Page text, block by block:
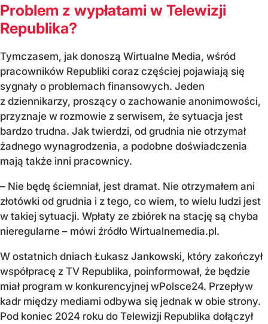
Problem z wypłatami w Telewizji
Republika?
Tymczasem, jak donoszą Wirtualne Media, wśród
pracowników Republiki coraz częściej pojawiają się
sygnały o problemach finansowych. Jeden
z dziennikarzy, proszący o zachowanie anonimowości,
przyznaje w rozmowie z serwisem, że sytuacja jest
bardzo trudna. Jak twierdzi, od grudnia nie otrzymał
żadnego wynagrodzenia, a podobne doświadczenia
mają także inni pracownicy.
– Nie będę ściemniał, jest dramat. Nie otrzymałem ani
złotówki od grudnia i z tego, co wiem, to wielu ludzi jest
w takiej sytuacji. Wpłaty ze zbiórek na stację są chyba
nieregularne – mówi źródło Wirtualnemedia.pl.
W ostatnich dniach Łukasz Jankowski, który zakończył
współpracę z TV Republika, poinformował, że będzie
miał program w konkurencyjnej wPolsce24. Przepływ
kadr między mediami odbywa się jednak w obie strony.
Pod koniec 2024 roku do Telewizji Republika dołączył